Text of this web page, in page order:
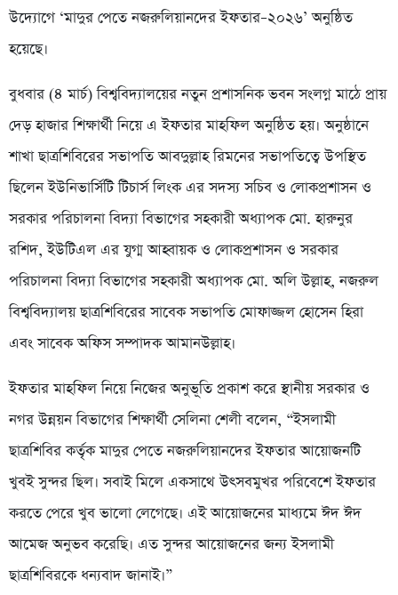
উদ্যোগে ‘মাদুর পেতে নজরুলিয়ানদের ইফতার–২০২৬’ অনুষ্ঠিত
হয়েছে।
বুধবার (৪ মার্চ) বিশ্ববিদ্যালয়ের নতুন প্রশাসনিক ভবন সংলগ্ন মাঠে প্রায়
দেড় হাজার শিক্ষার্থী নিয়ে এ ইফতার মাহফিল অনুষ্ঠিত হয়। অনুষ্ঠানে
শাখা ছাত্রশিবিরের সভাপতি আবদুল্লাহ রিমনের সভাপতিত্বে উপস্থিত
ছিলেন ইউনিভার্সিটি টিচার্স লিংক এর সদস্য সচিব ও লোকপ্রশাসন ও
সরকার পরিচালনা বিদ্যা বিভাগের সহকারী অধ্যাপক মো. হারুনুর
রশিদ, ইউটিএল এর যুগ্ম আহ্বায়ক ও লোকপ্রশাসন ও সরকার
পরিচালনা বিদ্যা বিভাগের সহকারী অধ্যাপক মো. অলি উল্লাহ, নজরুল
বিশ্ববিদ্যালয় ছাত্রশিবিরের সাবেক সভাপতি মোফাজ্জল হোসেন হিরা
এবং সাবেক অফিস সম্পাদক আমানউল্লাহ।
ইফতার মাহফিল নিয়ে নিজের অনুভূতি প্রকাশ করে স্থানীয় সরকার ও
নগর উন্নয়ন বিভাগের শিক্ষার্থী সেলিনা শেলী বলেন, “ইসলামী
ছাত্রশিবির কর্তৃক মাদুর পেতে নজরুলিয়ানদের ইফতার আয়োজনটি
খুবই সুন্দর ছিল। সবাই মিলে একসাথে উৎসবমুখর পরিবেশে ইফতার
করতে পেরে খুব ভালো লেগেছে। এই আয়োজনের মাধ্যমে ঈদ ঈদ
আমেজ অনুভব করেছি। এত সুন্দর আয়োজনের জন্য ইসলামী
ছাত্রশিবিরকে ধন্যবাদ জানাই।”